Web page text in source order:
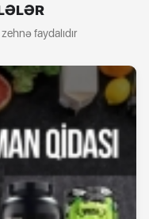
faydalıdır